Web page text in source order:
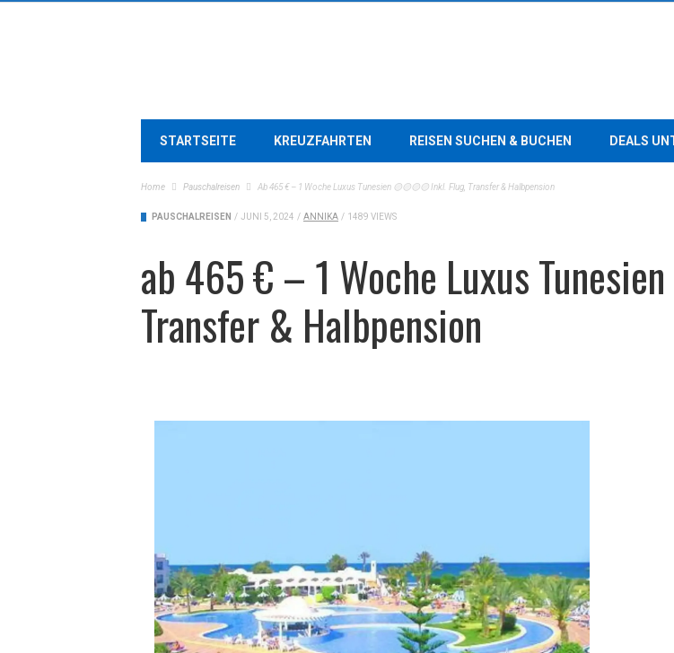
STARTSEITE KREUZFAHRTEN REISEN SUCHEN & BUCHEN DEALS
Home Pauschalreisen Ab 465 € – 1 Woche Luxus Tunesien 🟡🟡🟡🟡 Inkl. Flug, Transfer & Halbpension
PAUSCHALREISEN / JUNI 5, 2024 / ANNIKA / 1489 VIEWS
ab 465 € – 1 Woche Luxus
Transfer & Halbpension